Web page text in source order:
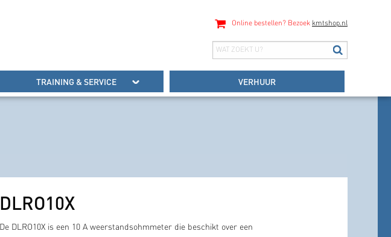
Online bestellen? Bezoek kmtshop.nl
TRAINING & SERVICE VERHUUR
DLRO10X
De DLRO10X is een 10 A weerstandsohmmeter die beschikt over een